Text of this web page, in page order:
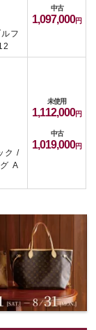
フ
中古
1,097,000
ク /
A
未使用
1,112,000
中古
1,019,000